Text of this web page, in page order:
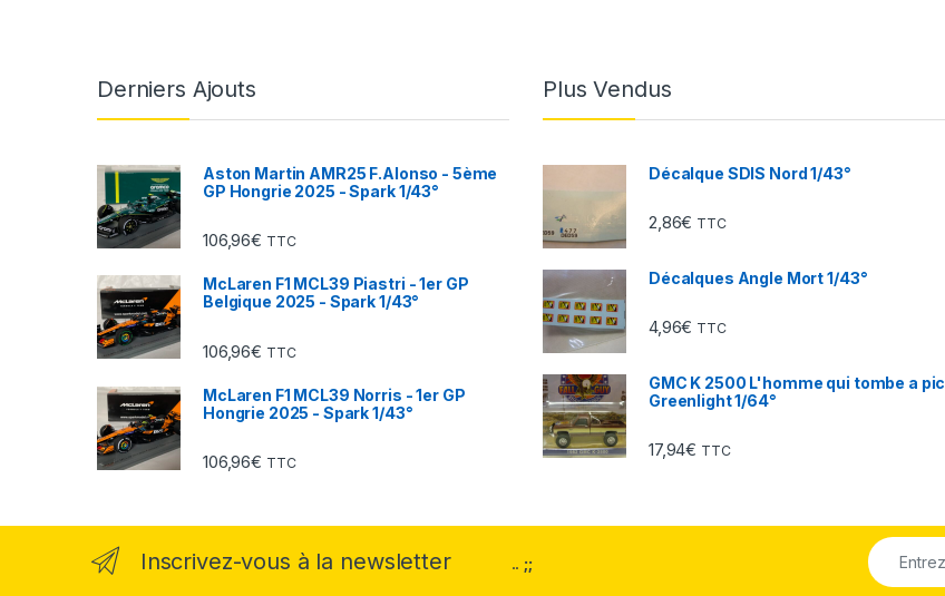
Derniers Ajouts
Aston Martin AMR25 F.Alonso - 5ème
GP Hongrie 2025 - Spark 1/43°
106,96€ TTC
McLaren F1 MCL39 Piastri - 1er GP
Belgique 2025 - Spark 1/43°
106,96€ TTC
McLaren F1 MCL39 Norris - 1er GP
Hongrie 2025 - Spark 1/43°
106,96€ TTC
Plus Vendus
Décalque SDIS Nord 1/43°
2,86€ TTC
Décalques Angle Mort 1/43°
4,96€ TTC
GMC K 2500 L'homme qui tombe a pic
Greenlight 1/64°
17,94€ TTC
Inscrivez-vous à la newsletter .. ;;